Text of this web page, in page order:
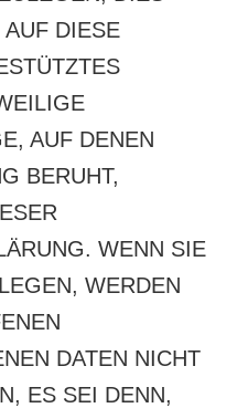
DIESE
AUF DENEN
BERUHT,
WENN SIE
WERDEN
DATEN NICHT
ES SEI DENN,